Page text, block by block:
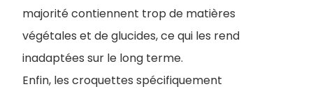
majorité contiennent trop de matières
végétales et de glucides, ce qui les rend
inadaptées sur le long terme.
Enfin, les croquettes spécifiquement